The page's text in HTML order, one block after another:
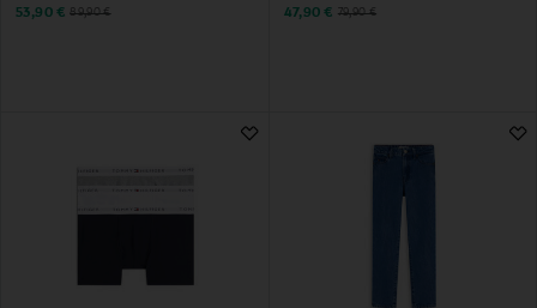
Discounted Price
53,90 € Original Price
89,90 €
Discounted Price
47,90 € Original Price
79,90 €